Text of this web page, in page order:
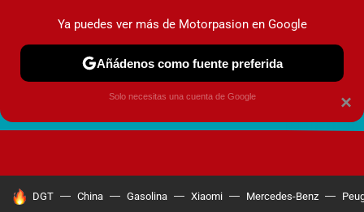
HOY SE HABLA DE
DGT China Gasolina Xiaomi Mercedes-Benz
×
Ya puedes ver más de Motorpasion en Google
Añádenos como fuente preferida
Solo necesitas una cuenta de Google